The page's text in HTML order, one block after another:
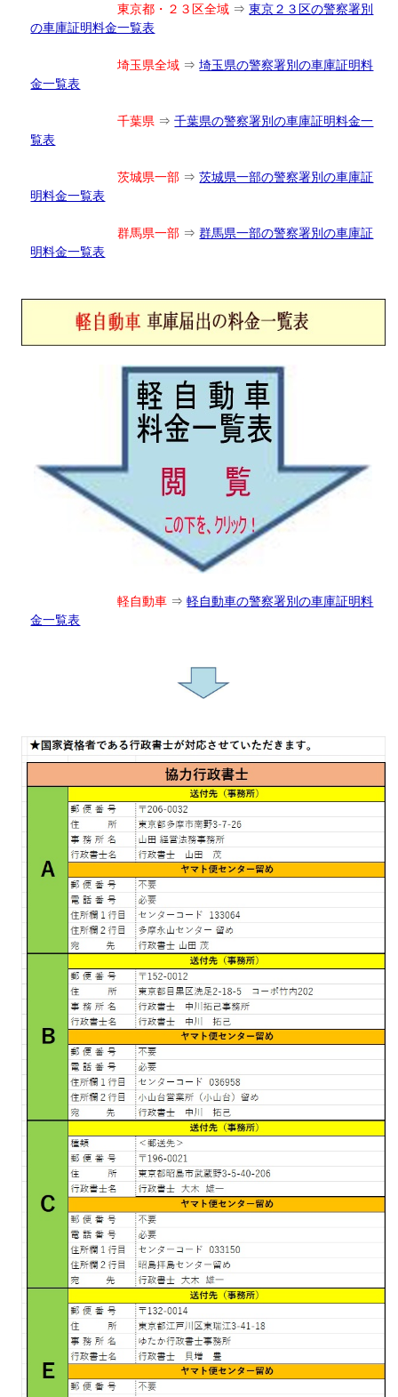
東京都・２３区全域 ⇒東京２３区の警察署別
の車庫証明料金一覧表
埼玉県全域 ⇒埼玉県の警察署別の車庫証明料
金一覧表
千葉県 ⇒千葉県の警察署別の車庫証明料金一
覧表
茨城県一部 ⇒茨城県一部の警察署別の車庫証
明料金一覧表
群馬県一部 ⇒群馬県一部の警察署別の車庫証
明料金一覧表
軽自動車 ⇒軽自動車の警察署別の車庫証明料
金一覧表